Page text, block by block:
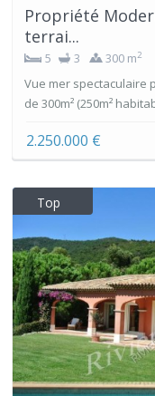
Propriété
terrai...
5 3 300 m2
Vue mer spectaculaire
de 300m² (250m²
2.250.000 €
Top